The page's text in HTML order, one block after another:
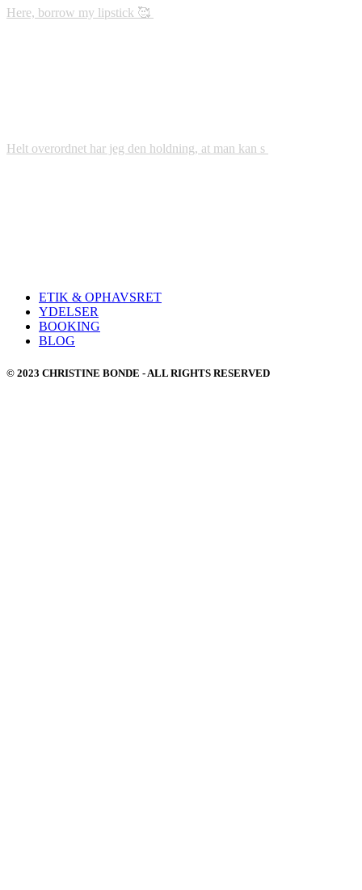
Here, borrow my lipstick 🥰
Helt overordnet har jeg den holdning, at man kan s
ETIK & OPHAVSRET
YDELSER
BOOKING
BLOG
© 2023 CHRISTINE BONDE - ALL RIGHTS RESERVED